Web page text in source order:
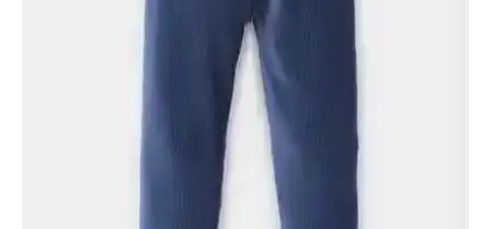
Bu makalede, Under Armour'ın HeatGear tayt ve Woven şort
modelleri detaylı şekilde karşılaştırılıyor. Kumaş, havalandırma,
hareket kabiliyeti ve kullanım özellikleri analiz edilerek, spor
performansına etkileri ortaya konuyor.
Lovetti Siyah Kız Çocuk Kışlık Tayt: Konfor ve
Şıklığın Mükemmel Buluşması
Lovetti Siyah Basic Kız Çocuk Kışlık Tayt, şardonlu iç yüzeyi ve
elastik yapısıyla çocukların hareket özgürlüğünü kısıtlamadan sıcak